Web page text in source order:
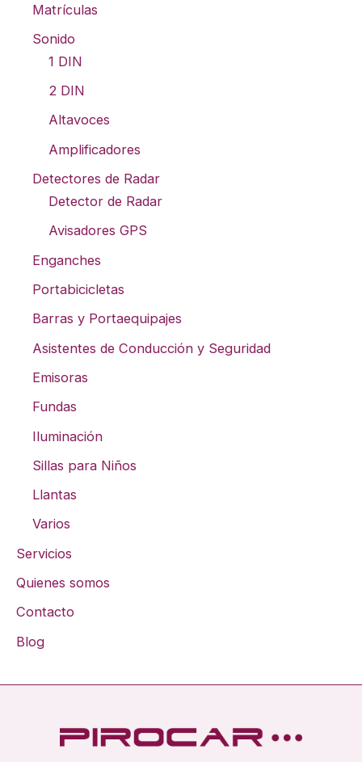
Matrículas
Sonido
1 DIN
2 DIN
Altavoces
Amplificadores
Detectores de Radar
Detector de Radar
Avisadores GPS
Enganches
Portabicicletas
Barras y Portaequipajes
Asistentes de Conducción y Seguridad
Emisoras
Fundas
Iluminación
Sillas para Niños
Llantas
Varios
Servicios
Quienes somos
Contacto
Blog